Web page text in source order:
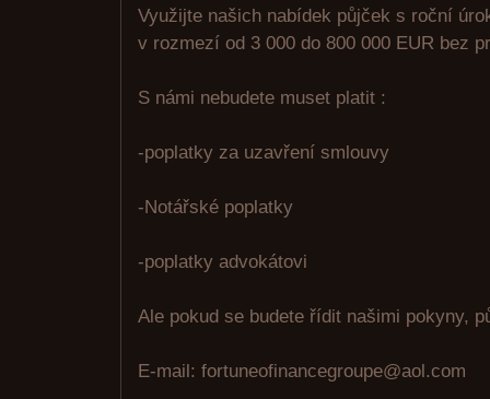
Využijte našich nabídek půjček s roční
v rozmezí od 3 000 do 800 000 EUR bez
S námi nebudete muset platit :
-poplatky za uzavření smlouvy
-Notářské poplatky
-poplatky advokátovi
Ale pokud se budete řídit našimi pokyny,
E-mail: fortuneofinancegroupe@aol.com